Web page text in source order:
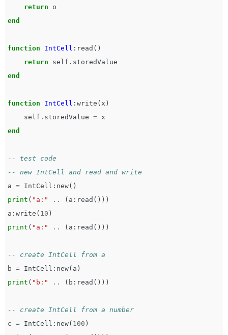
return
o
end
function IntCell : read ()
return
self . storedValue
end
function IntCell : write ( x )
self . storedValue = x
end
-- test code
-- new IntCell and read and write
a = IntCell : new()
print ( "a:" .. ( a : read ()))
a : write ( 10 )
print ( "a:" .. ( a : read ()))
-- create IntCell from a
b = IntCell : new( a )
print ( "b:" .. ( b : read ()))
-- create IntCell from a number
c = IntCell : new( 100 )